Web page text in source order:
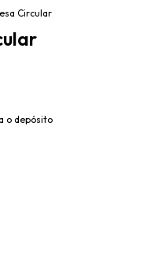
Circular
o depósito